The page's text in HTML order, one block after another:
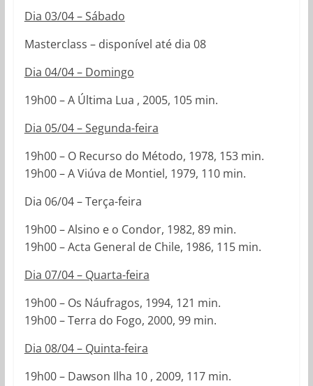
Dia 03/04 – Sábado
Masterclass – disponível até dia 08
Dia 04/04 – Domingo
19h00 – A Última Lua , 2005, 105 min.
Dia 05/04 – Segunda-feira
19h00 – O Recurso do Método, 1978, 153 min.
19h00 – A Viúva de Montiel, 1979, 110 min.
Dia 06/04 – Terça-feira
19h00 – Alsino e o Condor, 1982, 89 min.
19h00 – Acta General de Chile, 1986, 115 min.
Dia 07/04 – Quarta-feira
19h00 – Os Náufragos, 1994, 121 min.
19h00 – Terra do Fogo, 2000, 99 min.
Dia 08/04 – Quinta-feira
19h00 – Dawson Ilha 10 , 2009, 117 min.